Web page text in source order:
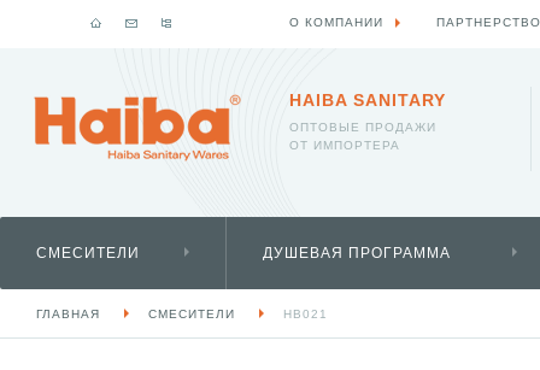
HAIBA SANITARY
ОПТОВЫЕ ПРОДАЖИ
ОТ ИМПОРТЕРА
СМЕСИТЕЛИ ДУШЕВАЯ ПРОГРАММА
ГЛАВНАЯ СМЕСИТЕЛИ HB021
О КОМПАНИИ ПАРТНЕРСТВО